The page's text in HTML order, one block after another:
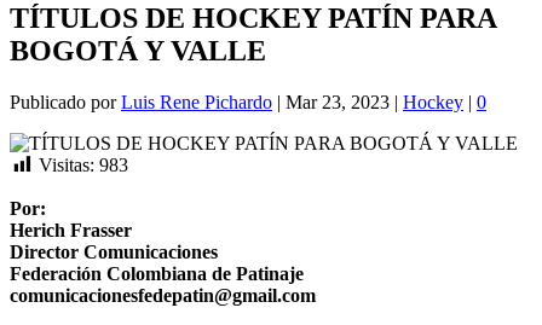
TÍTULOS DE HOCKEY PATÍN PARA
BOGOTÁ Y VALLE
Publicado porLuis Rene Pichardo | Mar 23, 2023 | Hockey | 0
Visitas: 983
Por:
Herich Frasser
Director Comunicaciones
Federación Colombiana de Patinaje
comunicacionesfedepatin@gmail.com